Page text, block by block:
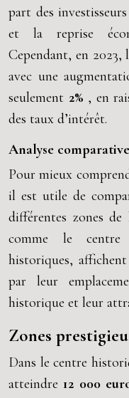
part des
et la reprise
Cependant, en 2023,
avec une
seulement 2% , en
des taux d’intérêt.
Analyse
Pour mieux
il est utile de
différentes zones de
comme le
historiques,
par leur
historique et leur
Zones
Dans le centre
atteindre12 000